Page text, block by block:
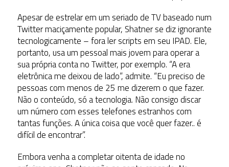
Apesar de estrelar em um seriado de TV baseado num
Twitter maciçamente popular, Shatner se diz ignorante
tecnologicamente – fora ler scripts em seu IPAD. Ele,
portanto, usa um pessoal mais jovem para operar a
sua própria conta no Twitter, por exemplo. “A era
eletrônica me deixou de lado”, admite. “Eu preciso de
pessoas com menos de 25 me dizerem o que fazer.
Não o conteúdo, só a tecnologia. Não consigo discar
um número com esses telefones estranhos com
tantas funções. A única coisa que você quer fazer.. é
difícil de encontrar”.
Embora venha a completar oitenta de idade no